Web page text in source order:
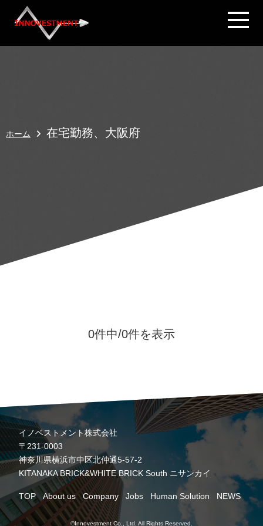
ホーム 在宅勤務、大阪府
0件中/0件を表示
イノベストメント株式会社
〒231-0003
神奈川県横浜市中区北仲通5-57-2
KITANAKA BRICK&WHITE BRICK South ニサンカイ
TOP About us Company Jobs Human Solution NEWS
©Innovestment Co., Ltd. All Rights Reserved.